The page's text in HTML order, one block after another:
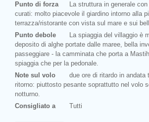
Punto di forza
La struttura in generale
curati: molto piacevole il giardino intorno alla
terrazza/ristorante con vista sul mare e sui
Punto debole
La spiaggia del villaggio è
deposito di alghe portate dalle maree, bella
passeggiare - la camminata che porta a
spiaggia che per la pedonale.
Note sul volo
due ore di ritardo in andata
ritorno: piuttosto pesante soprattutto nel volo
notturno.
Consigliato a
Tutti